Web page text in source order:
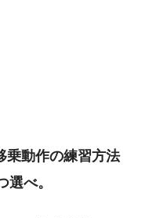
乗動作の練習方法
べ。